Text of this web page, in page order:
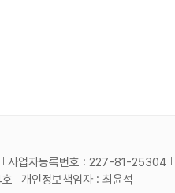
사업자등록번호 : 227-81-25304
개인정보책임자 : 최윤석